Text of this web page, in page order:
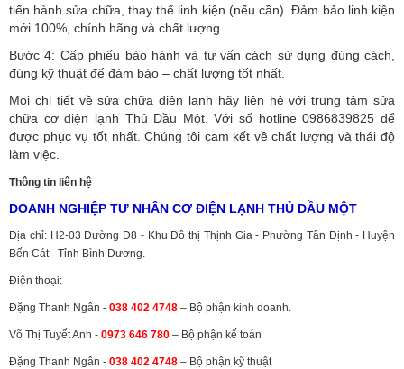
tiến hành sửa chữa, thay thế linh kiện (nếu cần). Đảm bảo linh kiện
mới 100%, chính hãng và chất lượng.
Bước 4: Cấp phiếu bảo hành và tư vấn cách sử dụng đúng cách,
đúng kỹ thuật để đảm bảo – chất lượng tốt nhất.
Mọi chi tiết về sửa chữa điện lạnh hãy liên hệ với trung tâm sửa
chữa cơ điện lạnh Thủ Dầu Một. Với số hotline 0986839825 để
được phục vụ tốt nhất. Chúng tôi cam kết về chất lượng và thái độ
làm việc.
Thông tin liên hệ
DOANH NGHIỆP TƯ NHÂN CƠ ĐIỆN LẠNH THỦ DẦU MỘT
Địa chỉ: H2-03 Đường D8 - Khu Đô thị Thịnh Gia - Phường Tân Định - Huyện
Bến Cát - Tỉnh Bình Dương.
Điện thoại:
Đặng Thanh Ngân - 038 402 4748 – Bộ phận kinh doanh.
Võ Thị Tuyết Anh - 0973 646 780 – Bộ phận kế toán
Đặng Thanh Ngân - 038 402 4748 – Bộ phận kỹ thuật